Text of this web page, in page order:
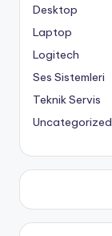
Desktop
Laptop
Logitech
Ses Sistemleri
Teknik Servis
Uncategorized